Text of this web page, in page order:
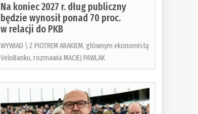
Na koniec 2027 r. dług publiczny
będzie wynosił ponad 70 proc.
w relacji do PKB
WYWIAD \ Z PIOTREM ARAKIEM, głównym ekonomistą
VeloBanku, rozmawia MACIEJ PAWLAK